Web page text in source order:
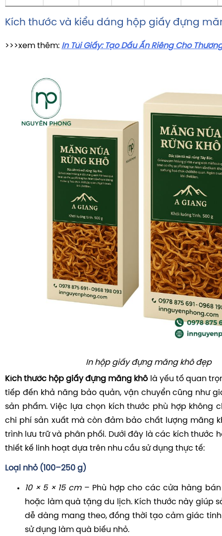
Kích thước và kiểu dáng hộp giấy đựng
>>>xem thêm: In Túi Giấy: Tạo Dấu Ấn Riêng Cho
In hộp giấy đựng măng khô đẹp
Kích thước hộp giấy đựng măng khôlà yếu tố quan
tiếp đến khả năng bảo quản, vận chuyển cũng như
sản phẩm. Việc lựa chọn kích thước phù hợp không
chi phí sản xuất mà còn đảm bảo chất lượng măng
trình lưu trữ và phân phối. Dưới đây là các kích thước
thiết kế linh hoạt dựa trên nhu cầu sử dụng thực tế:
Loại nhỏ (100–250 g)
10 × 5 × 15 cm– Phù hợp cho các cửa hàng bán
hoặc làm quà tặng du lịch. Kích thước này giúp
dễ dàng mang theo, đồng thời tạo cảm giác
sử dụng làm quà biếu nhỏ.